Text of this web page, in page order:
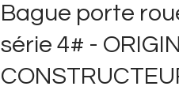
Bague porte
série 4# -